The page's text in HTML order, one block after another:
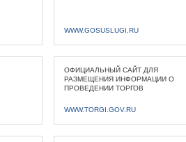
WWW.GOSUSLUGI.RU
ОФИЦИАЛЬНЫЙ САЙТ ДЛЯ
РАЗМЕЩЕНИЯ ИНФОРМАЦИИ О
ПРОВЕДЕНИИ ТОРГОВ
WWW.TORGI.GOV.RU